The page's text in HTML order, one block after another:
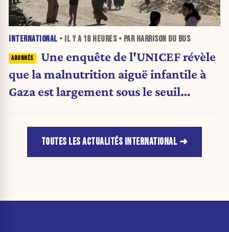
INTERNATIONAL • IL Y A 18 HEURES• PAR HARRISON DU BUS
Une enquête de l'UNICEF révèle
que la malnutrition aiguë infantile à
Gaza est largement sous le seuil
TOUTES LES ACTUALITÉS INTERNATIONAL